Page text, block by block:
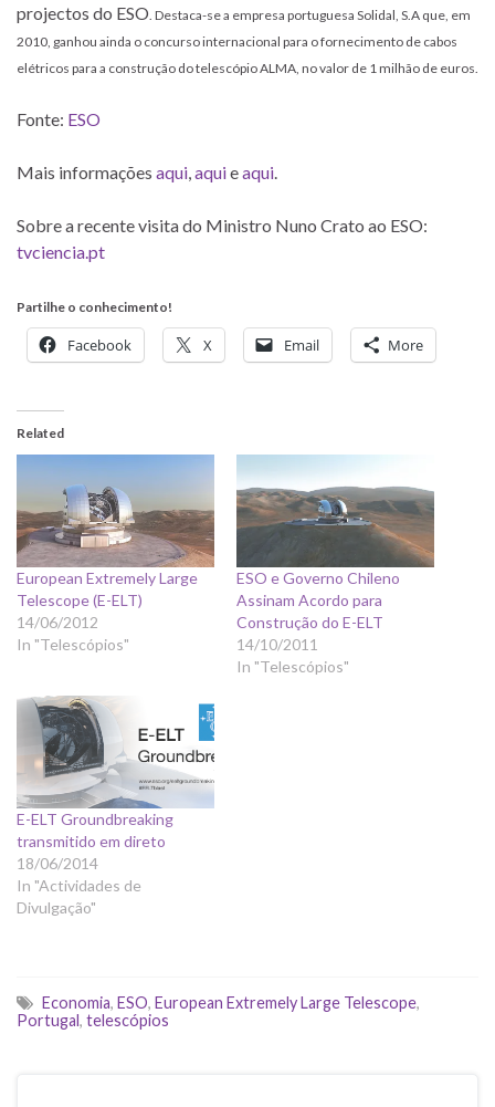
projectos do ESO . Destaca-se a empresa portuguesa Solidal, S.A que, em
2010, ganhou ainda o concurso internacional para o fornecimento de cabos
elétricos para a construção do telescópio ALMA, no valor de 1 milhão de euros.
Fonte: ESO
Mais informações aqui aquieaqui
Sobre a recente visita do Ministro Nuno Crato ao ESO:
tvciencia.pt
Partilhe o conhecimento!
Facebook X Email More
Related
European Extremely Large
Telescope (E-ELT)
14/06/2012
In "Telescópios"
ESO e Governo Chileno
Assinam Acordo para
Construção do E-ELT
14/10/2011
In "Telescópios"
E-ELT Groundbreaking
transmitido em direto
18/06/2014
In "Actividades de
Divulgação"
Economia, ESO, European Extremely Large Telescope,
Portugal, telescópios